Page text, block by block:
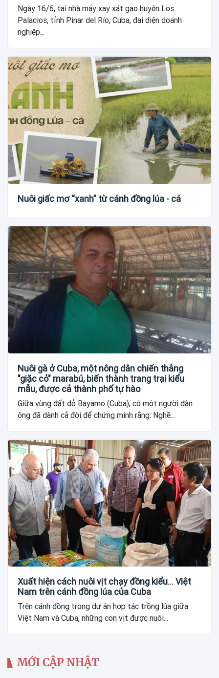
Ngày 16/6, tại nhà máy xay xát gạo huyện Los
Palacios, tỉnh Pinar del Río, Cuba, đại diện doanh
nghiệp...
Nuôi giấc mơ “xanh” từ cánh đồng lúa - cá
Nuôi gà ở Cuba, một nông dân chiến thắng
"giặc cỏ" marabú, biến thành trang trại kiểu
mẫu, được cả thành phố tự hào
Giữa vùng đất đỏ Bayamo (Cuba), có một người đàn
ông đã dành cả đời để chứng minh rằng: Nghề...
Xuất hiện cách nuôi vịt chạy đồng kiểu... Việt
Nam trên cánh đồng lúa của Cuba
Trên cánh đồng trong dự án hợp tác trồng lúa giữa
Việt Nam và Cuba, những con vịt được nuôi...
MỚI CẬP NHẬT